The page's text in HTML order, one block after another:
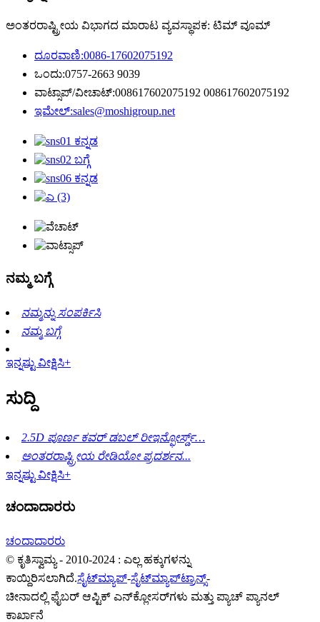
ಅಂತರರಾಷ್ಟ್ರೀಯ ವಿಭಾಗದ ಮಾರಾಟ ವ್ಯವಸ್ಥಾಪಕ: ಟಿಮ್ ವೂಮ್
ದೂರವಾಣಿ:0086-17602075192
ಒಂದು:0757-2663 9039
ವಾಟ್ಸಾಪ್/ವೀಚಾಟ್:008617602075192 008617602075192
ಇಮೇಲ್:sales@moshigroup.net
ನಮ್ಮ ಬಗ್ಗೆ
ನಮ್ಮನ್ನು ಸಂಪರ್ಕಿಸಿ
ನಮ್ಮ ಬಗ್ಗೆ
ಇನ್ನಷ್ಟು ವೀಕ್ಷಿಸಿ+
ಸುದ್ದಿ
2.5D ಪೂರ್ಣ ಕವರ್ ಡಬಲ್ ರೀಇನ್ಫೋರ್ಸ್ಡ್…
ಅಂತರರಾಷ್ಟ್ರೀಯ ರೇಡಿಯೋ ಪ್ರದರ್ಶನ...
ಇನ್ನಷ್ಟು ವೀಕ್ಷಿಸಿ+
ಚಂದಾದಾರರು
ಚಂದಾದಾರರು
© ಕೃತಿಸ್ವಾಮ್ಯ - 2010-2024 : ಎಲ್ಲ ಹಕ್ಕುಗಳನ್ನು
ಕಾಯ್ದಿರಿಸಲಾಗಿದೆ.ಸೈಟ್‌ಮ್ಯಾಪ್-ಸೈಟ್‌ಮ್ಯಾಪ್‌ಟ್ರಾನ್ಸ್-
ಚೀನಾದಲ್ಲಿ ಫೈಬರ್ ಆಪ್ಟಿಕ್ ಎನ್‌ಕ್ಲೋಸರ್‌ಗಳು ಮತ್ತು ಪ್ಯಾಚ್ ಪ್ಯಾನಲ್
ಕಾರ್ಖಾನೆ